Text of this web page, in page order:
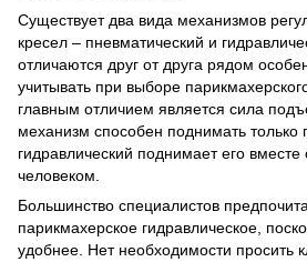
Существует два вида механизмов
кресел – пневматический и
отличаются друг от друга рядом
учитывать при выборе
главным отличием является сила
механизм способен поднимать только
гидравлический поднимает его
человеком.
Большинство специалистов
парикмахерское гидравлическое,
удобнее. Нет необходимости просить